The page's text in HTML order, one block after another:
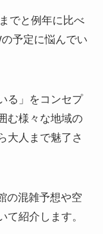
でと例年に比べ
予定に悩んでい
る」をコンセプ
む様々な地域の
大人まで魅了さ
の混雑予想や空
て紹介します。